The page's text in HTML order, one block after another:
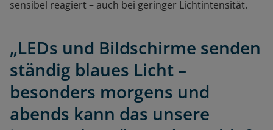
sensibel reagiert – auch bei geringer Lichtintensität.
„LEDs und Bildschirme senden
ständig blaues Licht –
besonders morgens und
abends kann das unsere